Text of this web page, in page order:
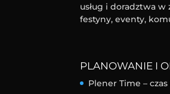
usług i doradztwa
festyny, eventy,
PLANOWANIE I
Plener Time –